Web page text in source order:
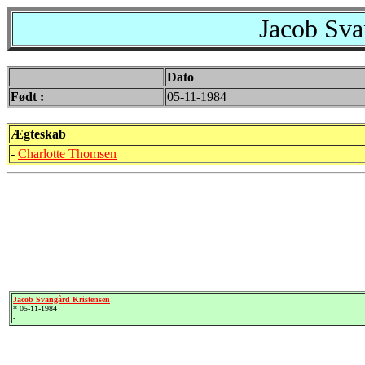
Jacob
Dato
Født :
05-11-1984
Ægteskab
- Charlotte Thomsen
Jacob Svangård Kristensen
* 05-11-1984
-